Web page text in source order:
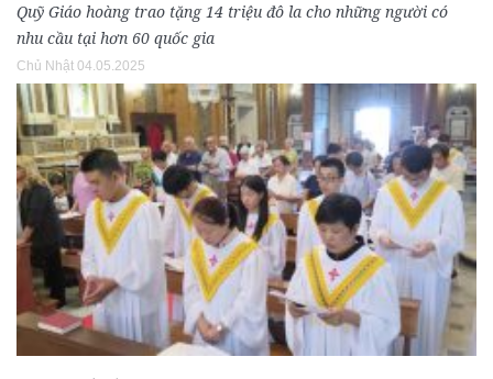
Quỹ Giáo hoàng trao tặng 14 triệu đô la cho những người có
nhu cầu tại hơn 60 quốc gia
Chủ Nhật 04.05.2025